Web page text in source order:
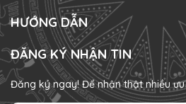
HƯỚNG DẪN
ĐĂNG KÝ NHẬN TIN
Đăng ký ngay! Để nhận thật nhiều